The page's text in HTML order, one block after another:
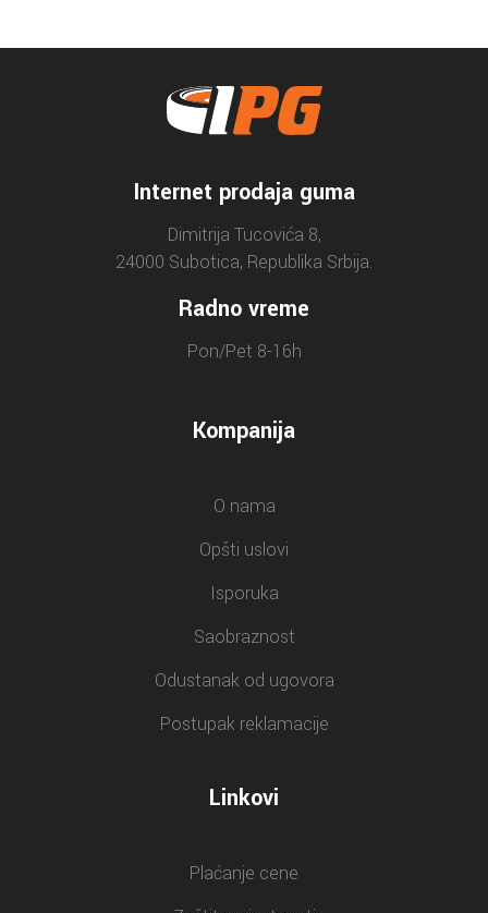
Internet prodaja guma
Dimitrija Tucovića 8,
24000 Subotica, Republika Srbija.
Radno vreme
Pon/Pet 8-16h
Kompanija
O nama
Opšti uslovi
Isporuka
Saobraznost
Odustanak od ugovora
Postupak reklamacije
Linkovi
Plaćanje cene